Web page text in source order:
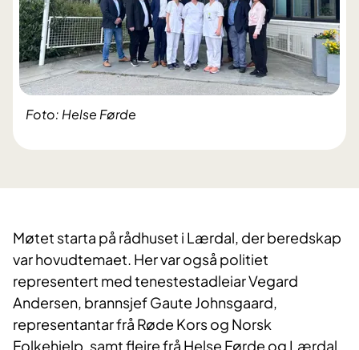
Foto: Helse Førde
Møtet starta på rådhuset i Lærdal, der beredskap
var hovudtemaet. Her var også politiet
representert med tenestestadleiar Vegard
Andersen, brannsjef Gaute Johnsgaard,
representantar frå Røde Kors og Norsk
Folkehjelp, samt fleire frå Helse Førde og Lærdal